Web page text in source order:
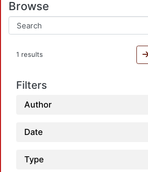
Browse
1 results
Filters
Author
Date
Type